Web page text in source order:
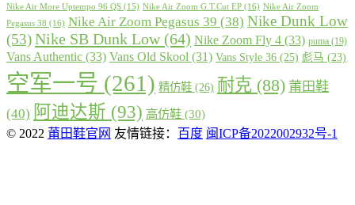
Nike Air More Uptempo 96 QS (15) Nike Air Zoom G.T.Cut EP (16) Nike Air Zoom
Pegasus 38 (16) Nike Air Zoom Pegasus 39 (38) Nike Dunk Low
(53)Nike SB Dunk Low(64) Nike Zoom Fly 4 (33) puma (19)
Vans Authentic (33) Vans Old Skool (31) Vans Style 36 (25) 彪马 (23)
空军一号 (261) 精仿鞋 (26) 耐克 (88) 莆田鞋
(40) 阿迪达斯 (93) 高仿鞋 (30)
© 2022 莆田鞋官网 友情链接： 百度 闽ICP备2022002932号-1